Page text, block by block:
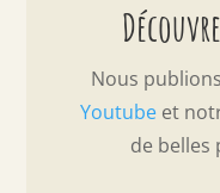
Nous
Youtube et
de belles